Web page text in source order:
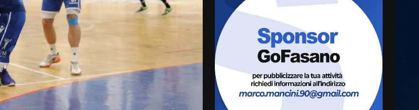
6
cittadinanza attiva: online
condivisa della Villetta di
Laureto
6 Agosto 2026 06:20
La magia del Minareto e la
prima assoluta de “L’Albergo
Belvedere. Il rapimento”
6 Agosto 2026 06:15